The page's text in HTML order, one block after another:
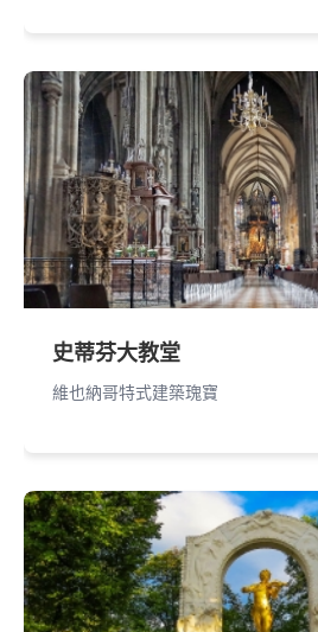
史蒂芬大教堂
維也納哥特式建築瑰寶